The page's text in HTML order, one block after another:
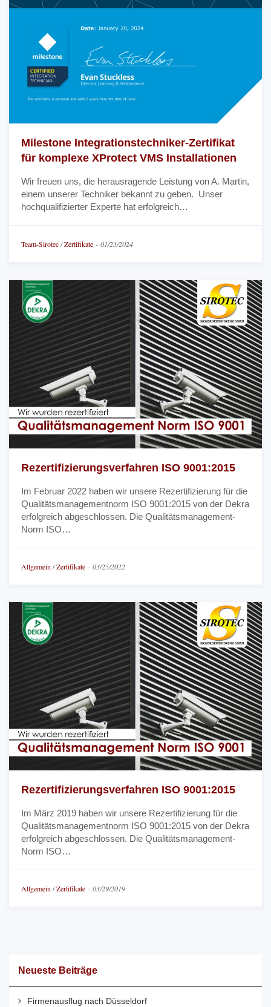
Milestone Integrationstechniker-Zertifikat
für komplexe XProtect VMS Installationen
Wir freuen uns, die herausragende Leistung von A. Martin,
einem unserer Techniker bekannt zu geben. Unser
hochqualifizierter Experte hat erfolgreich…
Team-Sirotec/Zertifikate - 01/23/2024
Rezertifizierungsverfahren ISO 9001:2015
Im Februar 2022 haben wir unsere Rezertifizierung für die
Qualitätsmanagementnorm ISO 9001:2015 von der Dekra
erfolgreich abgeschlossen. Die Qualitätsmanagement-
Norm ISO…
Allgemein /Zertifikate - 03/25/2022
Rezertifizierungsverfahren ISO 9001:2015
Im März 2019 haben wir unsere Rezertifizierung für die
Qualitätsmanagementnorm ISO 9001:2015 von der Dekra
erfolgreich abgeschlossen. Die Qualitätsmanagement-
Norm ISO…
Allgemein /Zertifikate - 03/29/2019
Neueste Beiträge
Firmenausflug nach Düsseldorf